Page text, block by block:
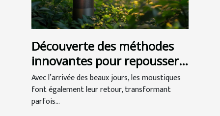
Découverte des méthodes
innovantes pour repousser
les moustiques
Avec l’arrivée des beaux jours, les moustiques
font également leur retour, transformant
parfois...